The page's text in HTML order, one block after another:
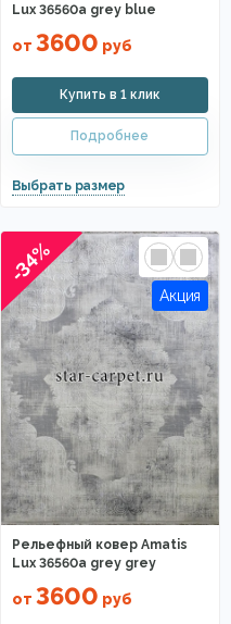
Lux 36560a grey blue
от 3600 руб
-34%
Рельефный ковер Amatis
Lux 36560a grey grey
от 3600 руб